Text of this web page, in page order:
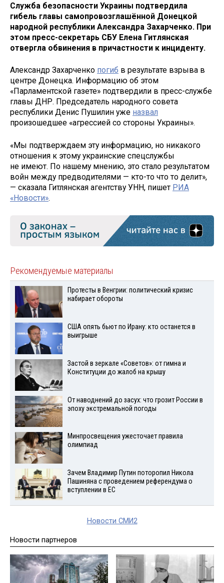
Служба безопасности Украины подтвердила
гибель главы самопровозглашённой Донецкой
народной республики Александра Захарченко. При
этом пресс-секретарь СБУ Елена Гитлянская
отвергла обвинения в причастности к инциденту.
Александр Захарченко погиб в результате взрыва в
центре Донецка. Информацию об этом
«Парламентской газете» подтвердили в пресс-службе
главы ДНР. Председатель народного совета
республики Денис Пушилин уже назвал
произошедшее «агрессией со стороны Украины».
«Мы подтверждаем эту информацию, но никакого
отношения к этому украинские спецслужбы
не имеют. По нашему мнению, это стало результатом
войн между предводителями — кто-то что то делит»,
— сказала Гитлянская агентству УНН, пишет РИА
«Новости».
Рекомендуемые материалы
Протесты в Венгрии: политический кризис
набирает обороты
США опять бьют по Ирану: кто останется в
выигрыше
Застой в зеркале «Советов»: от гимна и
Конституции до жалоб на крышу
От наводнений до засух: что грозит России в
эпоху экстремальной погоды
Минпросвещения ужесточает правила
олимпиад
Зачем Владимир Путин поторопил Никола
Пашиняна с проведением референдума о
вступлении в ЕС
Новости СМИ2
Новости партнеров